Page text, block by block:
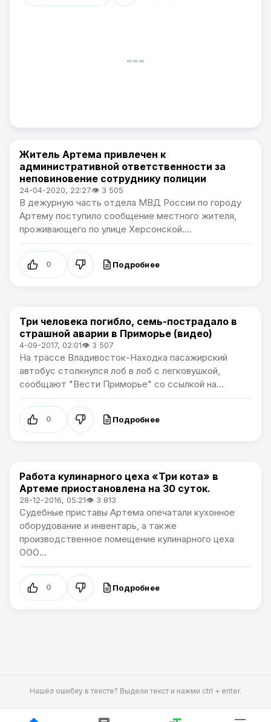
Происшествия
Житель Артема привлечен к
административной ответственности за
неповиновение сотруднику полиции
24-04-2020, 22:27👁 3 505
В дежурную часть отдела МВД России по городу
Артему поступило сообщение местного жителя,
проживающего по улице Херсонской....
0 Подробнее
Происшествия
Три человека погибло, семь-пострадало в
страшной аварии в Приморье (видео)
4-09-2017, 02:01👁 3 507
На трассе Владивосток-Находка пасажирский
автобус столкнулся лоб в лоб с легковушкой,
сообщают "Вести Приморье" со ссылкой на...
0 Подробнее
Происшествия
Работа кулинарного цеха «Три кота» в
Артеме приостановлена на 30 суток.
28-12-2016, 05:21👁 3 813
Судебные приставы Артема опечатали кухонное
оборудование и инвентарь, а также
производственное помещение кулинарного цеха
ООО...
0 Подробнее
Нашёл ошибку в тексте? Выдели текст и нажми ctrl + enter.